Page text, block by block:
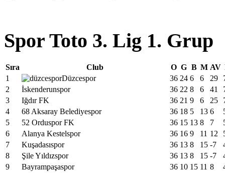
Spor Toto 3. Lig 1. Grup
Sıra Club O G B M AV
1
Düzcespor 36 24 6 6 29
2
İskenderunspor 36 22 8 6 41
3
Iğdır FK 36 21 9 6 25
4
68 Aksaray Belediyespor 36 18 5 13 6
5
52 Orduspor FK 36 15 13 8 7
6
Alanya Kestelspor 36 16 9 11 12
7
Kuşadasıspor 36 13 8 15 -7
8
Şile Yıldızspor 36 13 8 15 -7
9
Bayrampaşaspor 36 10 15 11 8